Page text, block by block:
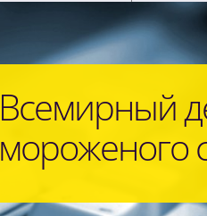
Всемирный
мороженого